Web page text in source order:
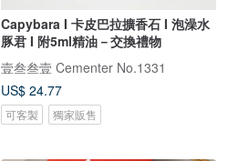
Capybara I 卡皮巴拉擴香石 I 泡澡水
豚君 I 附5ml精油－交換禮物
壹叁叁壹 Cementer No.1331
US$ 24.77
可客製 獨家販售